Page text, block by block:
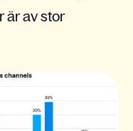
är av stor